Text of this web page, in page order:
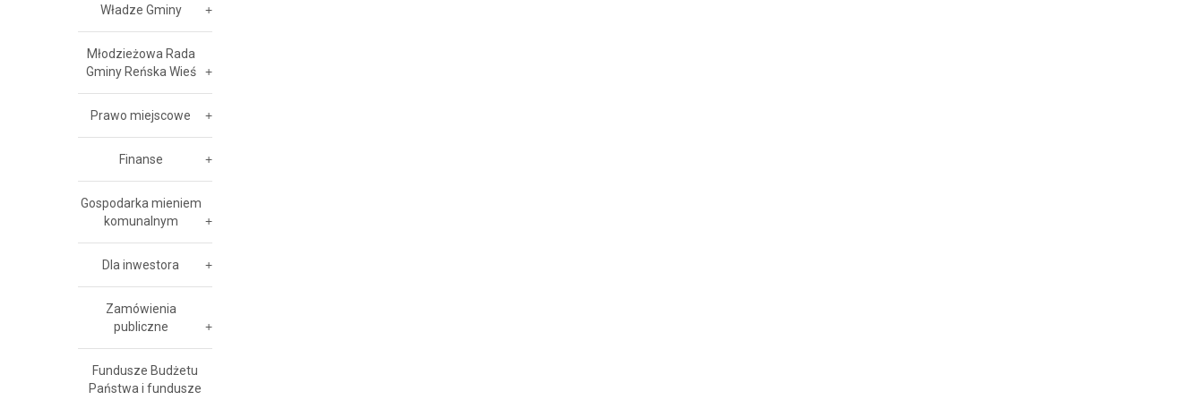
Władze Gminy
Młodzieżowa Rada
Gminy Reńska Wieś
Prawo miejscowe
Finanse
Gospodarka mieniem
komunalnym
Dla inwestora
Zamówienia
publiczne
Fundusze Budżetu
Państwa i fundusze